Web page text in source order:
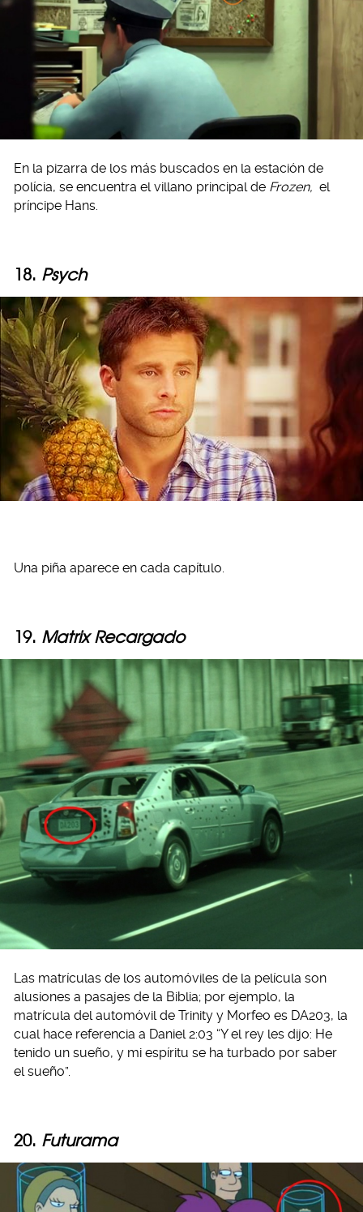
En la pizarra de los más buscados en la estación de
polícia, se encuentra el villano principal de Frozen, el
príncipe Hans.
18. Psych
Una piña aparece en cada capítulo.
19. Matrix Recargado
Las matrículas de los automóviles de la película son
alusiones a pasajes de la Biblia; por ejemplo, la
matrícula del automóvil de Trinity y Morfeo es DA203, la
cual hace referencia a Daniel 2:03 “Y el rey les dijo: He
tenido un sueño, y mi espíritu se ha turbado por saber
el sueño”.
20. Futurama